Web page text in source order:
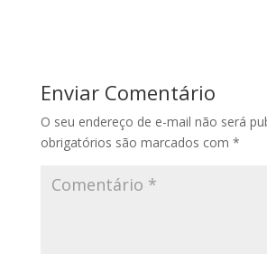
Enviar Comentário
O seu endereço de e-mail não será
obrigatórios são marcados com *